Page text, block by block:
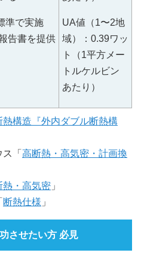
準で実施
告書を提供
UA値（1〜2地
域）：0.39ワッ
ト（1平方メー
トルケルビン
あたり）
熱構造『外内ダブル断熱構
「 高断熱・高気密・計画換
熱・高気密 」
断熱仕様 」
させたい方 必見